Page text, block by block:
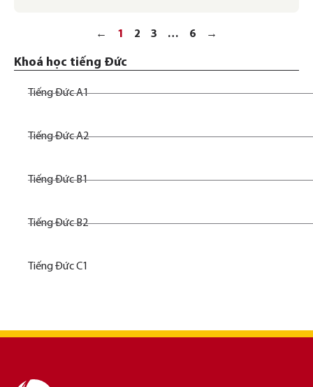
← 1 2 3 … 6 →
Khoá học tiếng Đức
Tiếng Đức A1
Tiếng Đức A2
Tiếng Đức B1
Tiếng Đức B2
Tiếng Đức C1